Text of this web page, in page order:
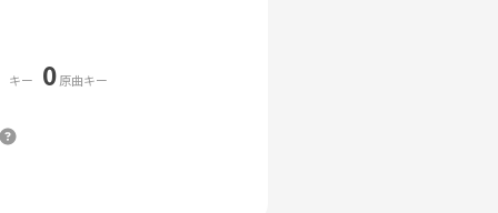
キー 0原曲キー